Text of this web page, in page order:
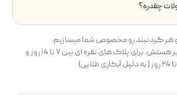
چقدره؟
هر گردنبند رو مخصوص شما میسازیم.
زمان ارسال برامون زمان بر هستش. برای پلاک های نقره ای بین ۷ تا ۱4 روز و